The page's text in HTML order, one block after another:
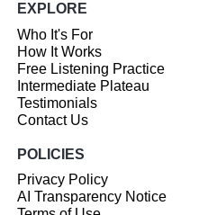
EXPLORE
Who It's For
How It Works
Free Listening Practice
Intermediate Plateau
Testimonials
Contact Us
POLICIES
Privacy Policy
AI Transparency Notice